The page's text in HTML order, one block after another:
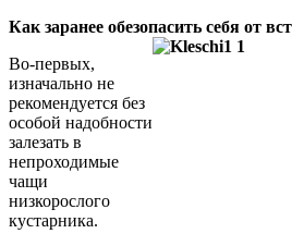
Как заранее обезопасить себя от
Во-первых,
изначально не
рекомендуется без
особой надобности
залезать в
непроходимые
чащи
низкорослого
кустарника.